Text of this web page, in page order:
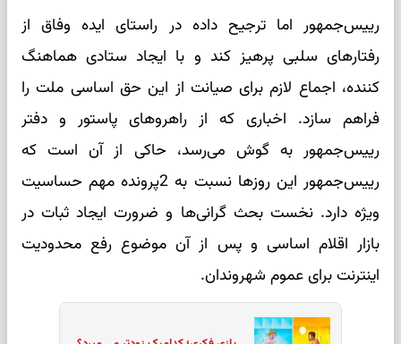
رییس‌جمهور اما ترجیح داده در راستای ایده وفاق از
رفتارهای سلبی پرهیز کند و با ایجاد ستادی هماهنگ
کننده، اجماع لازم برای صیانت از این حق اساسی ملت را
فراهم سازد. اخباری که از راهروهای پاستور و دفتر
رییس‌جمهور به گوش می‌رسد، حاکی از آن است که
رییس‌جمهور این روزها نسبت به 2پرونده مهم حساسیت
ویژه دارد. نخست بحث گرانی‌ها و ضرورت ایجاد ثبات در
بازار اقلام اساسی و پس از آن موضوع رفع محدودیت
اینترنت برای عموم شهروندان.